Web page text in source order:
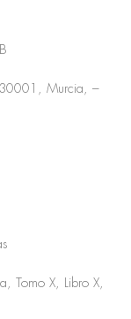
Murcia, –
Tomo X, Libro X,